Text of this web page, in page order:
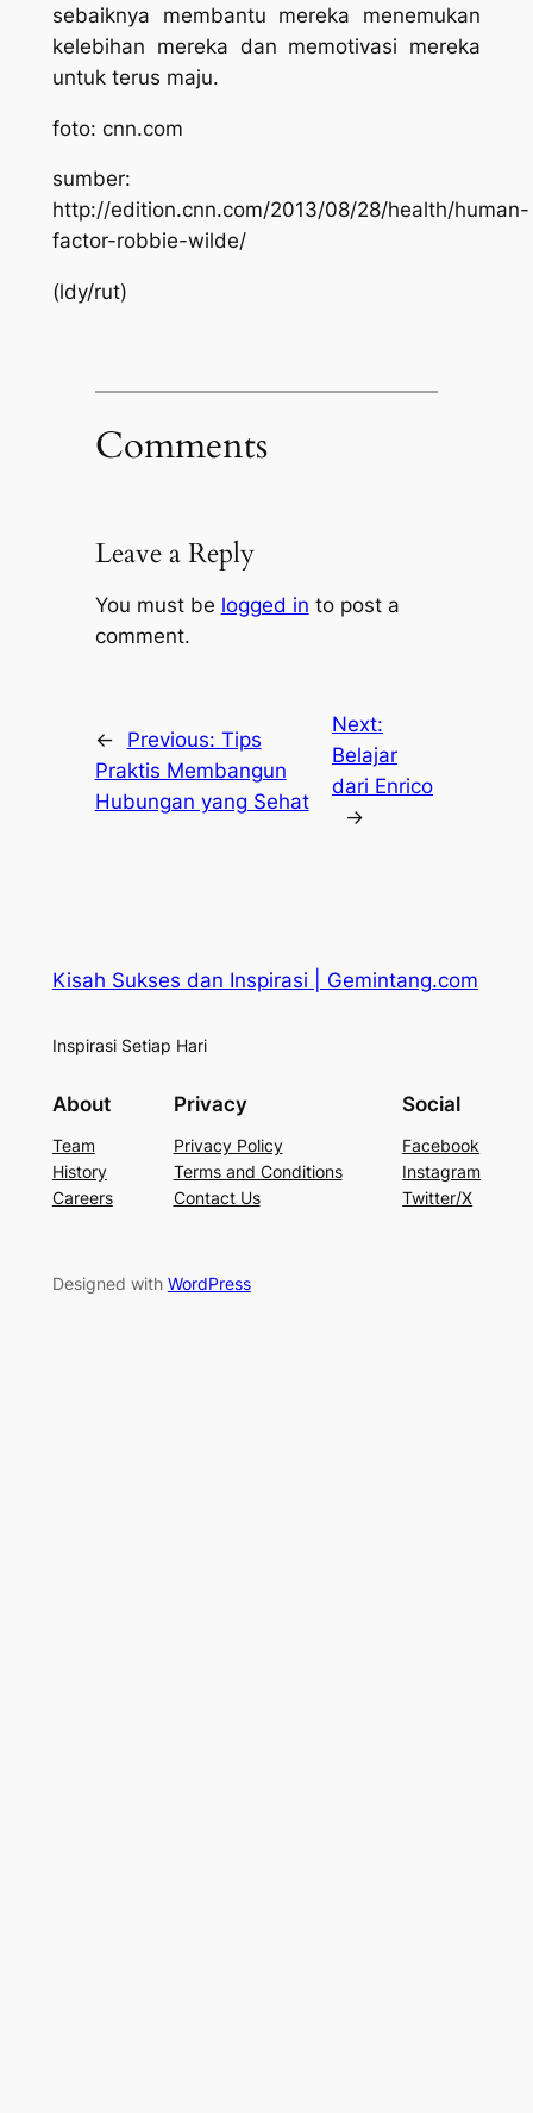
sebaiknya membantu mereka menemukan
kelebihan mereka dan memotivasi mereka
untuk terus maju.
foto: cnn.com
sumber:
http://edition.cnn.com/2013/08/28/health/human-
factor-robbie-wilde/
(ldy/rut)
Comments
Leave a Reply
You must be logged in to post a
comment.
← Previous: Tips
Praktis Membangun
Hubungan yang Sehat
Next:
Belajar
dari Enrico
→
Kisah Sukses dan Inspirasi | Gemintang.com
Inspirasi Setiap Hari
About
Team
History
Careers
Privacy
Privacy Policy
Terms and Conditions
Contact Us
Social
Facebook
Instagram
Twitter/X
Designed with WordPress